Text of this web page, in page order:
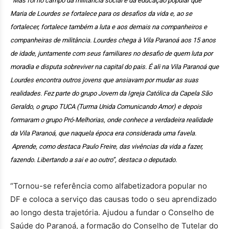
Maria de Lourdes se fortalece para os desafios da vida e, ao se
fortalecer, fortalece também a luta e aos demais na companheiros e
companheiras de militância. Lourdes chega à Vila Paranoá aos 15 anos
de idade, juntamente com seus familiares no desafio de quem luta por
moradia e disputa sobreviver na capital do pais. É ali na Vila Paranoá que
Lourdes encontra outros jovens que ansiavam por mudar as suas
realidades. Fez parte do grupo Jovem da Igreja Católica da Capela São
Geraldo, o grupo TUCA (Turma Unida Comunicando Amor) e depois
formaram o grupo Pró-Melhorias, onde conhece a verdadeira realidade
da Vila Paranoá, que naquela época era considerada uma favela.
Aprende, como destaca Paulo Freire, das vivências da vida a fazer,
fazendo. Libertando a sai e ao outro”, destaca o deputado.
“Tornou-se referência como alfabetizadora popular no
DF e coloca a serviço das causas todo o seu aprendizado
ao longo desta trajetória. Ajudou a fundar o Conselho de
Saúde do Paranoá, a formação do Conselho de Tutelar do